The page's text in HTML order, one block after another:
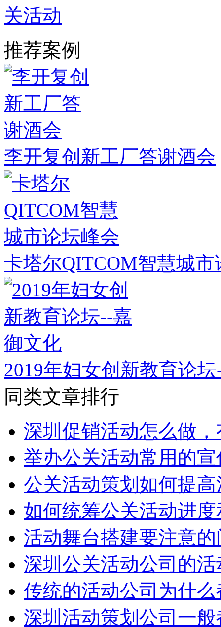
关活动
推荐案例
李开复创新工厂答谢酒会
卡塔尔QITCOM智慧城市
2019年妇女创新教育论
同类文章排行
深圳促销活动怎么做
举办公关活动常用的
公关活动策划如何提
如何统筹公关活动进
活动舞台搭建要注意
深圳公关活动公司的
传统的活动公司为什
深圳活动策划公司一